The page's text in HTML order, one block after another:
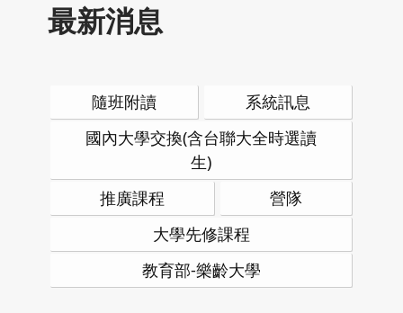
最新消息
隨班附讀
系統訊息
國內大學交換(含台聯大全時選讀
生)
推廣課程
營隊
大學先修課程
教育部-樂齡大學